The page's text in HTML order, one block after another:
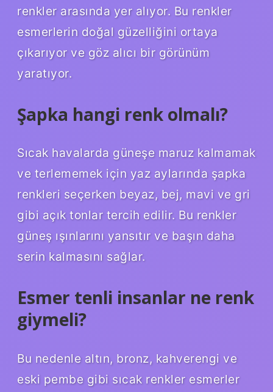
renkler arasında yer alıyor. Bu renkler
esmerlerin doğal güzelliğini ortaya
çıkarıyor ve göz alıcı bir görünüm
yaratıyor.
Şapka hangi renk olmalı?
Sıcak havalarda güneşe maruz kalmamak
ve terlememek için yaz aylarında şapka
renkleri seçerken beyaz, bej, mavi ve gri
gibi açık tonlar tercih edilir. Bu renkler
güneş ışınlarını yansıtır ve başın daha
serin kalmasını sağlar.
Esmer tenli insanlar ne renk
giymeli?
Bu nedenle altın, bronz, kahverengi ve
eski pembe gibi sıcak renkler esmerler